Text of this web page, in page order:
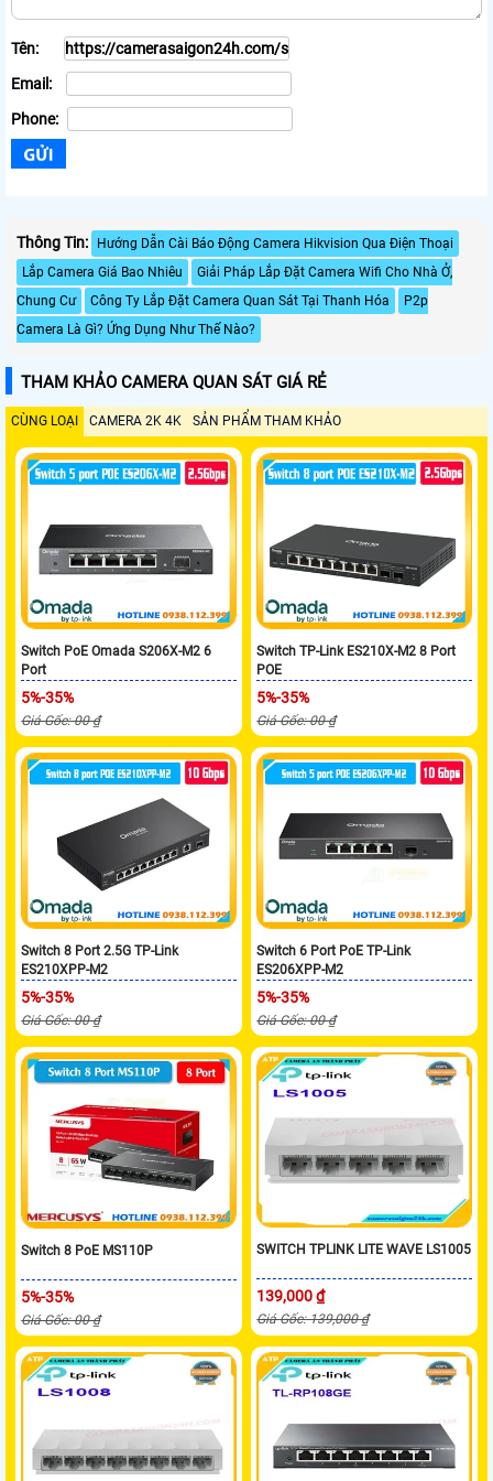
Tên:
Email:
Phone:
Thông Tin:
Hướng Dẫn Cài Báo Động Camera Hikvision Qua Điện Thoại
Lắp Camera Giá Bao Nhiêu
Giải Pháp Lắp Đặt Camera Wifi Cho Nhà Ở,
Chung Cư
Công Ty Lắp Đặt Camera Quan Sát Tại Thanh Hóa
P2p
Camera Là Gì? Ứng Dụng Như Thế Nào?
THAM KHẢO CAMERA QUAN SÁT GIÁ RẺ
CÙNG LOẠI CAMERA 2K 4K SẢN PHẨM THAM KHẢO
Switch PoE Omada S206X-M2 6
Port
5%-35%
Giá Gốc: 00 ₫
Switch TP-Link ES210X-M2 8 Port
POE
5%-35%
Giá Gốc: 00 ₫
Switch 8 Port 2.5G TP-Link
ES210XPP-M2
5%-35%
Giá Gốc: 00 ₫
Switch 6 Port PoE TP-Link
ES206XPP-M2
5%-35%
Giá Gốc: 00 ₫
Switch 8 PoE MS110P
5%-35%
Giá Gốc: 00 ₫
SWITCH TPLINK LITE WAVE LS1005
139,000 ₫
Giá Gốc: 139,000 ₫